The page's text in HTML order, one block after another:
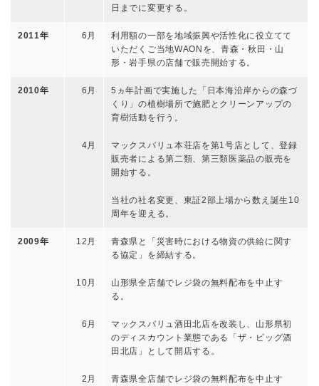
日までに変更する。
2011年 6月
利用額の一部を地域振興や活性化に役立てて
いただくご当地WAONを、青森・秋田・山
形・岩手県の店舗で販売開始する。
2010年 6月
5ヵ年計画で実施した「日本海沿岸からの森づ
くり」の植樹場所で施肥とクリーンアップの
育樹活動を行う。
4月
マックスバリュ本荘店を第1号店として、登録
販売者による第二類、第三類医薬品の販売を
開始する。
当社の社名変更、東証2部上場から数え誕生10
周年を迎える。
2009年 12月
青森県と「災害時における物資の供給に関す
る協定」を締結する。
10月
山形県全店舗でレジ袋の無料配布を中止す
る。
6月
マックスバリュ酒田北店を改装し、山形県初
のディスカウント業態である「ザ・ビッグ酒
田北店」として開店する。
2月
青森県全店舗でレジ袋の無料配布を中止す